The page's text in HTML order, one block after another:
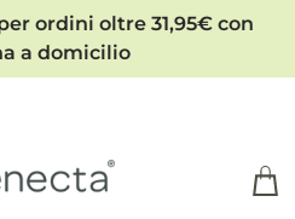
ordini oltre 31,95€ con
a domicilio